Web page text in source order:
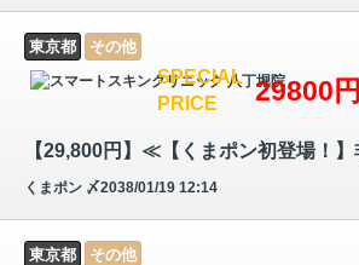
東京都 その他
SPECIAL
PRICE
29800円
くまポン 〆2038/01/19 12:14
東京都 その他